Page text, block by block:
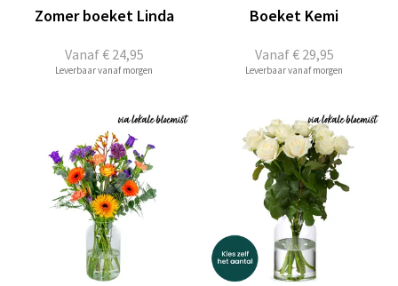
Vanaf€ 24,95
Zomer boeket Linda
Leverbaar vanaf morgen
Vanaf€ 29,95
Boeket Kemi
Leverbaar vanaf morgen